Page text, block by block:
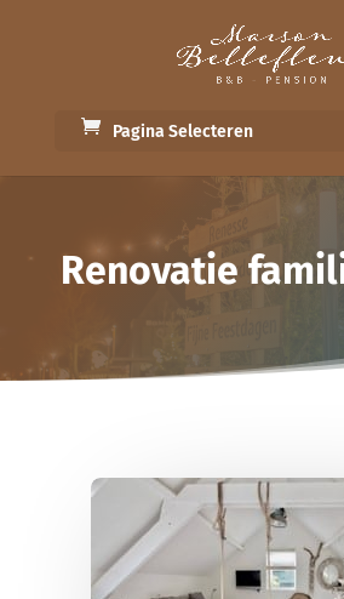
Pagina Selecteren
Renovatie